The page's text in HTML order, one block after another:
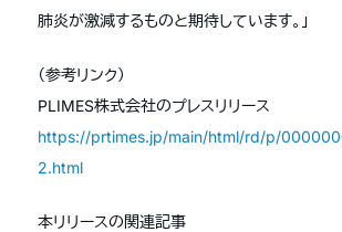
肺炎が激減するものと期待しています。」
（参考リンク）
PLIMES株式会社のプレスリリース
https://prtimes.jp/main/html/rd/p/
2.html
本リリースの関連記事